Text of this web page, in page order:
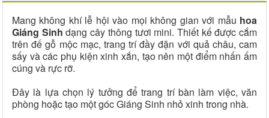
Mang không khí lễ hội vào mọi không gian với mẫu hoa
Giáng Sinh dạng cây thông tươi mini. Thiết kế được cắm
trên đế gỗ mộc mạc, trang trí đầy đặn với quả châu, cam
sấy và các phụ kiện xinh xắn, tạo nên một điểm nhấn ấm
cúng và rực rỡ.
Đây là lựa chọn lý tưởng để trang trí bàn làm việc, văn
phòng hoặc tạo một góc Giáng Sinh nhỏ xinh trong nhà.